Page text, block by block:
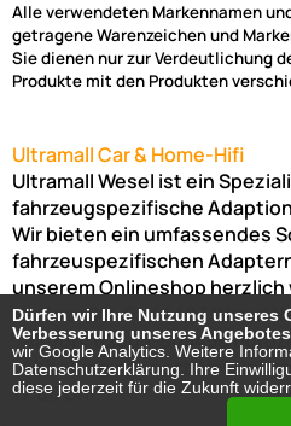
Alle verwendeten Markennamen
getragene Warenzeichen und
Sie dienen nur zur Verdeutlichung
Produkte mit den Produkten
Ultramall Car & Home-Hifi
Ultramall Wesel ist ein
fahrzeugspezifische
Wir bieten ein umfassendes
fahrzeuspezifischen
unserem Onlineshop herzlich
Venloer Str. 6a46487 Wesel
Telefon:02803-803456
(Abholung nur nach
17:00 Uhr
Dürfen wir Ihre Nutzung unseres
Verbesserung unseres
wir Google Analytics. Weitere
Datenschutzerklärung. Ihre
diese jederzeit für die Zukunft
Dürfen wir Ihre Nutzung unseres
Verbesserung unseres
wir Google Analytics. Weitere
Datenschutzerklärung. Ihre
diese jederzeit für die Zukunft